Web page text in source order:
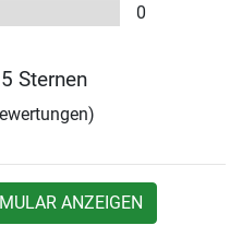
0
Sternen
ANZEIGEN